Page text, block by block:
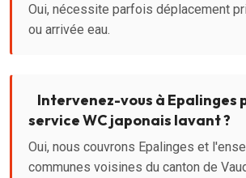
Oui, nécessite parfois déplacement
ou arrivée eau.
Intervenez-vous à Epalinges
service WC japonais lavant ?
Oui, nous couvrons Epalinges et
communes voisines du canton de